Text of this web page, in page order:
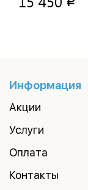
Информация
Акции
Услуги
Оплата
Контакты